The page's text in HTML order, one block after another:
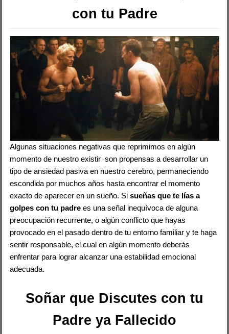
con tu Padre
Algunas situaciones negativas que reprimimos en algún
momento de nuestro existir son propensas a desarrollar un
tipo de ansiedad pasiva en nuestro cerebro, permaneciendo
escondida por muchos años hasta encontrar el momento
exacto de aparecer en un sueño. Sisueñas que te lías a
golpes con tu padre es una señal inequívoca de alguna
preocupación recurrente, o algún conflicto que hayas
provocado en el pasado dentro de tu entorno familiar y te haga
sentir responsable, el cual en algún momento deberás
enfrentar para lograr alcanzar una estabilidad emocional
adecuada.
Soñar que Discutes con tu
Padre ya Fallecido